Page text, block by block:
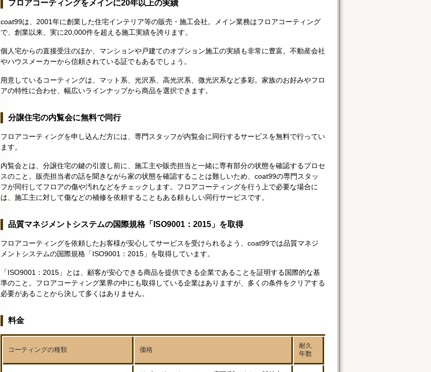
フロアコーティングをメインに20年以上の実績
coat99は、2001年に創業した住宅インテリア等の販売・施工会社。メイン業務はフロアコーティング
で、創業以来、実に20,000件を超える施工実績を誇ります。
個人宅からの直接受注のほか、マンションや戸建てのオプション施工の実績も非常に豊富。不動産会社
やハウスメーカーから信頼されている証でもあるでしょう。
用意しているコーティングは、マット系、光沢系、高光沢系、微光沢系など多彩。家族のお好みやフロ
アの特性に合わせ、幅広いラインナップから商品を選択できます。
分譲住宅の内覧会に無料で同行
フロアコーティングを申し込んだ方には、専門スタッフが内覧会に同行するサービスを無料で行ってい
ます。
内覧会とは、分譲住宅の鍵の引渡し前に、施工主や販売担当と一緒に専有部分の状態を確認するプロセ
スのこと。販売担当者の話を聞きながら家の状態を確認することは難しいため、coat99の専門スタッ
フが同行してフロアの傷や汚れなどをチェックします。フロアコーティングを行う上で必要な場合に
は、施工主に対して傷などの補修を依頼することもある頼もしい同行サービスです。
品質マネジメントシステムの国際規格「ISO9001：2015」を取得
フロアコーティングを依頼したお客様が安心してサービスを受けられるよう、coat99では品質マネジ
メントシステムの国際規格「ISO9001：2015」を取得しています。
「ISO9001：2015」とは、顧客が安心できる商品を提供できる企業であることを証明する国際的な基
準のこと。フロアコーティング業界の中にも取得している企業はありますが、多くの条件をクリアする
必要があることから決して多くはありません。
料金
コーティングの種類 価格
耐久
年数